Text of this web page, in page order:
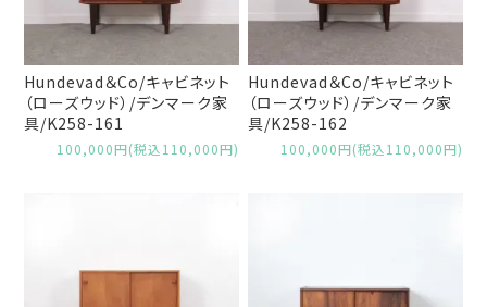
Hundevad＆Co/キャビネット
（ローズウッド）/デンマーク家
具/K258-161
100,000円(税込110,000円)
Hundevad＆Co/キャビネット
（ローズウッド）/デンマーク家
具/K258-162
100,000円(税込110,000円)